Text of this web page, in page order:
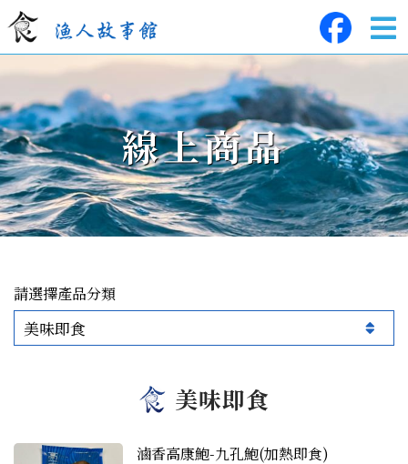
線上商品
產品分類
美味即食
美味即食
滷香高康鮑-九孔鮑(加熱即食)